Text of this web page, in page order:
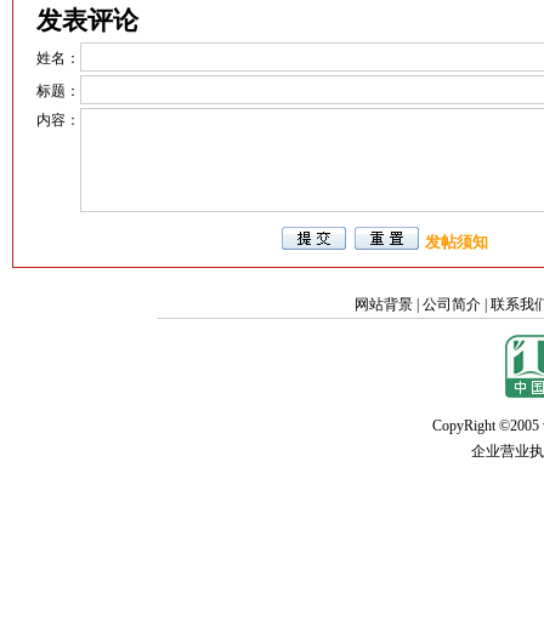
发表评论
姓名：
标题：
内容：
发帖须知
网站背景 公司简介 联系我
CopyRight ©2005
企业营业